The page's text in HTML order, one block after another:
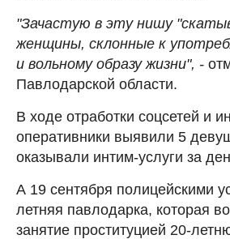
"Зачастую в эту нишу
женщины, склонные к
и вольному образу жизни", -
Павлодарской области.
В ходе отработки соцсетей и
оперативники выявили 5
оказывали интим-услуги за
А 19 сентября полицейскими
летняя павлодарка, которая
занятие проституцией 20-